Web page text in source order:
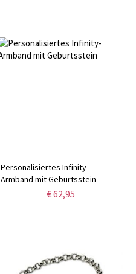
Personalisiertes Infinity-
Armband mit Geburtsstein
€ 62,95